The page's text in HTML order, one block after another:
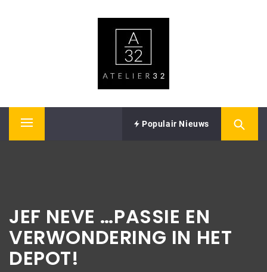
Primary
Populair Nieuws
JEF NEVE …PASSIE EN
VERWONDERING IN HET
DEPOT!